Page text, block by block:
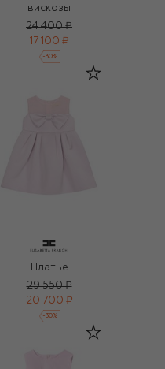
вискозы
24 400 ₽
17 100 ₽
-30%
Платье
29 550 ₽
20 700 ₽
-30%